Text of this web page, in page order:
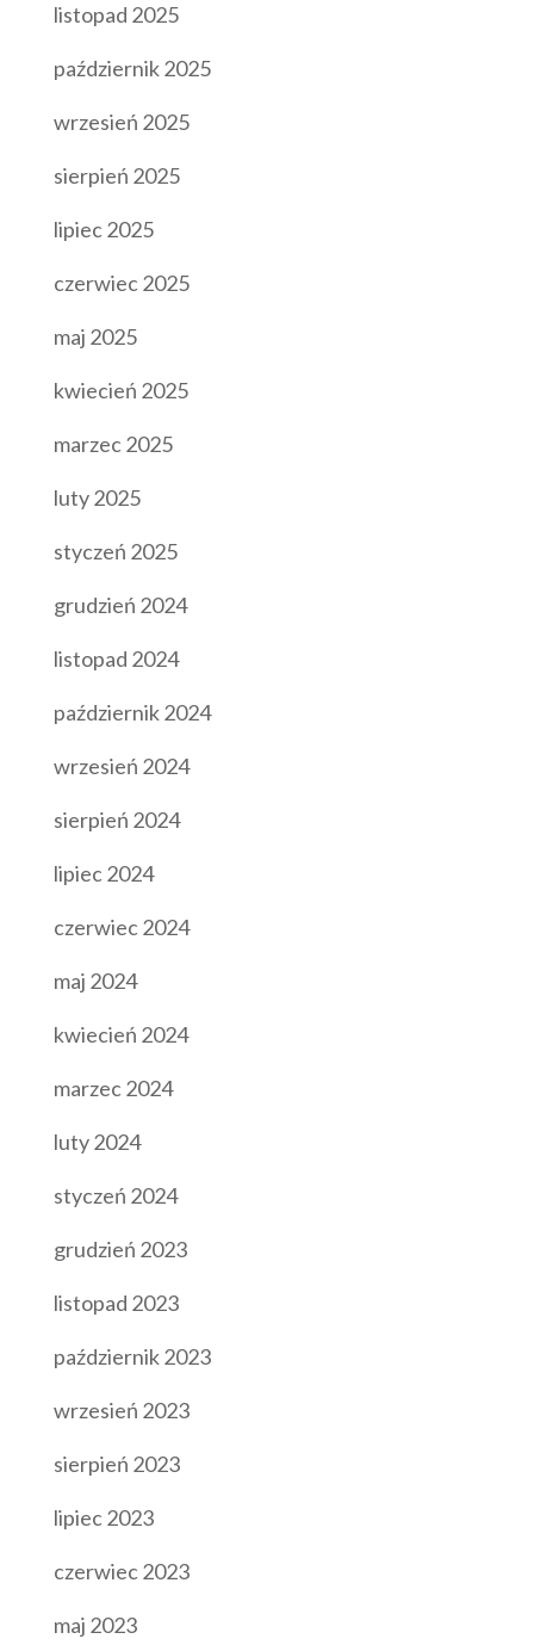
listopad 2025
październik 2025
wrzesień 2025
sierpień 2025
lipiec 2025
czerwiec 2025
maj 2025
kwiecień 2025
marzec 2025
luty 2025
styczeń 2025
grudzień 2024
listopad 2024
październik 2024
wrzesień 2024
sierpień 2024
lipiec 2024
czerwiec 2024
maj 2024
kwiecień 2024
marzec 2024
luty 2024
styczeń 2024
grudzień 2023
listopad 2023
październik 2023
wrzesień 2023
sierpień 2023
lipiec 2023
czerwiec 2023
maj 2023